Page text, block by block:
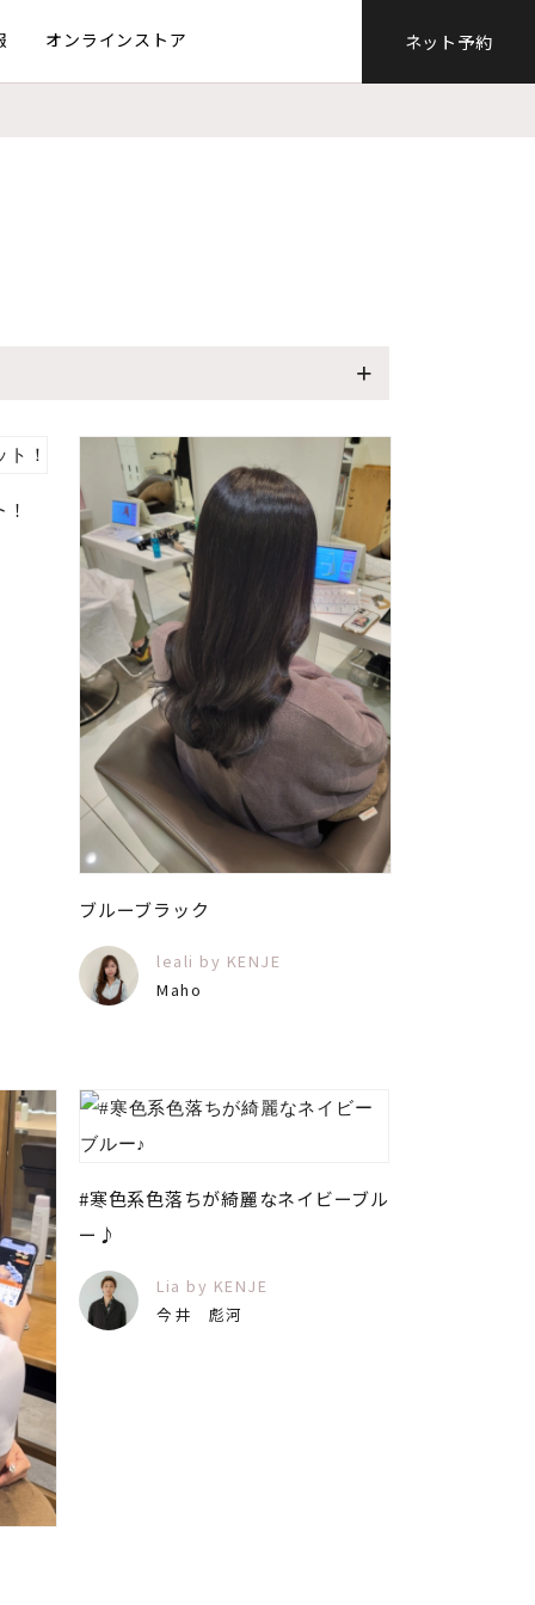
オンラインストア ネット予約
ブルーブラック
leali by KENJE
Maho
#寒色系色落ちが綺麗なネイビーブル
ー♪
Lia by KENJE
今井 彪河